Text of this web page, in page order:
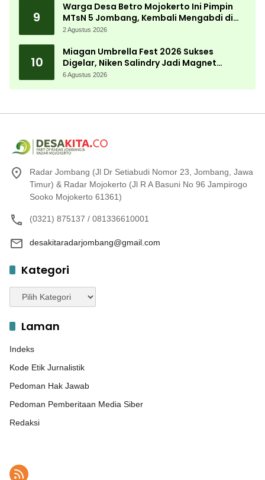
9
Warga Desa Betro Mojokerto Ini Pimpin
MTsN 5 Jombang, Kembali Mengabdi di
Almamater
2 Agustus 2026
10
Miagan Umbrella Fest 2026 Sukses
Digelar, Niken Salindry Jadi Magnet
Ribuan Pengunjung
6 Agustus 2026
Radar Jombang (Jl Dr Setiabudi Nomor 23, Jombang, Jawa
Timur) & Radar Mojokerto (Jl R A Basuni No 96 Jampirogo
Sooko Mojokerto 61361)
(0321) 875137 / 081336610001
desakitaradarjombang@gmail.com
Kategori
Kategori
Laman
Indeks
Kode Etik Jurnalistik
Pedoman Hak Jawab
Pedoman Pemberitaan Media Siber
Redaksi